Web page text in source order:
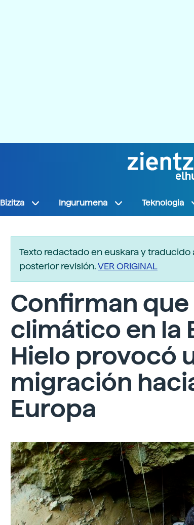
Bizitza Ingurumena Teknologia
Texto redactado en euskara y
posterior revisión.VER ORIGINAL
Confirman
climático en la
Hielo provocó
migración
Europa